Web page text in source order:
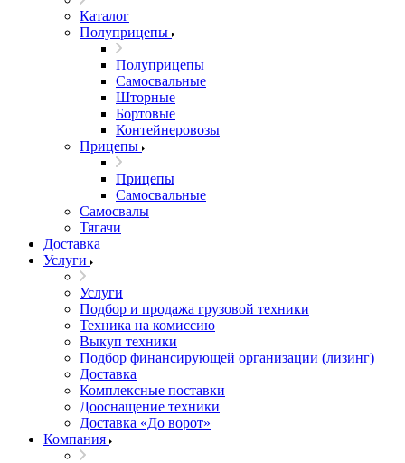
Каталог
Полуприцепы
Полуприцепы
Самосвальные
Шторные
Бортовые
Контейнеровозы
Прицепы
Прицепы
Самосвальные
Самосвалы
Тягачи
Доставка
Услуги
Услуги
Подбор и продажа грузовой техники
Техника на комиссию
Выкуп техники
Подбор финансирующей организации (лизинг)
Доставка
Комплексные поставки
Дооснащение техники
Доставка «До ворот»
Компания